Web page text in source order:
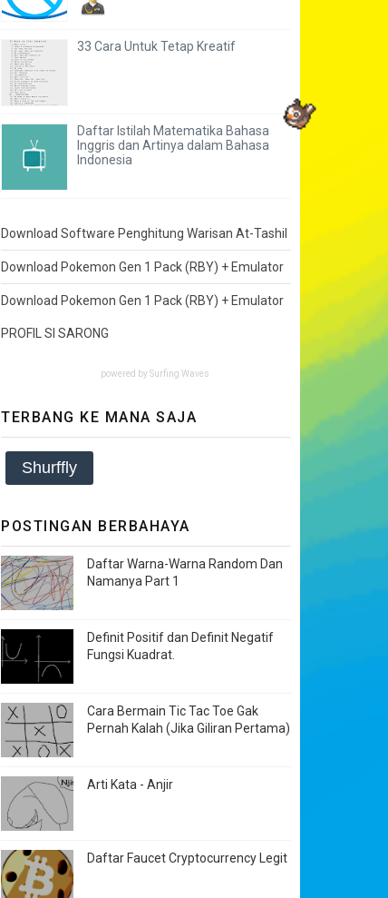
33 Cara Untuk Tetap Kreatif
Daftar Istilah Matematika Bahasa
Inggris dan Artinya dalam Bahasa
Indonesia
Download Software Penghitung Warisan At-Tashil
Download Pokemon Gen 1 Pack (RBY) + Emulator
Download Pokemon Gen 1 Pack (RBY) + Emulator
PROFIL SI SARONG
powered by Surfing Waves
TERBANG KE MANA SAJA
Shurffly
POSTINGAN BERBAHAYA
Daftar Warna-Warna Random Dan
Namanya Part 1
Definit Positif dan Definit Negatif
Fungsi Kuadrat.
Cara Bermain Tic Tac Toe Gak
Pernah Kalah (Jika Giliran Pertama)
Arti Kata - Anjir
Daftar Faucet Cryptocurrency Legit